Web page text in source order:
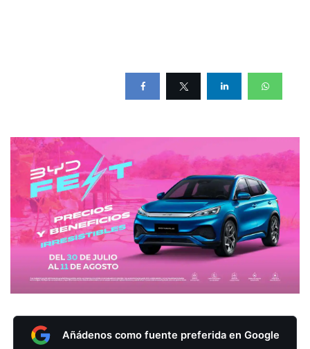
Añádenos como fuente preferida en Google